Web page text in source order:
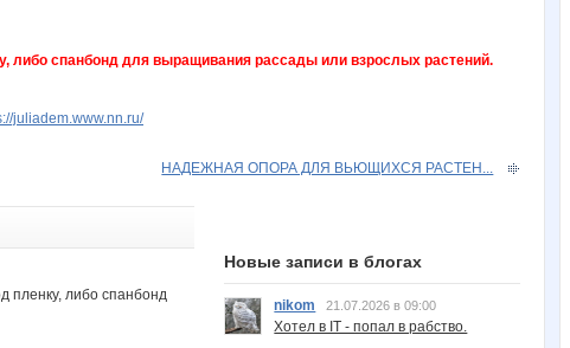
либо спанбонд для выращивания рассады или взрослых растений.
juliadem.www.nn.ru/
НАДЕЖНАЯ ОПОРА ДЛЯ ВЬЮЩИХСЯ РАСТЕН...
пленку, либо спанбонд
Новые записи в блогах
nikom 21.07.2026 в 09:00
Хотел в IT - попал в рабство.